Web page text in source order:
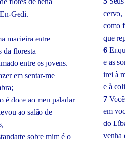
cervo,
como
que
6
e as
irei à
e à colina
7 Você é
em você
do Líbano
venha do
flores de hena
Gedi.
macieira entre
da floresta
entre os jovens.
em sentar-me
é doce ao meu paladar.
ao salão de
sobre mim é o